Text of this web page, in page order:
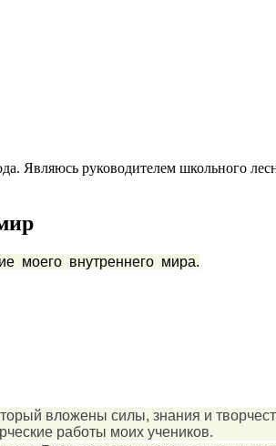
руководителем школьного
внутреннего мира.
вложены силы, знания и
работы моих учеников.